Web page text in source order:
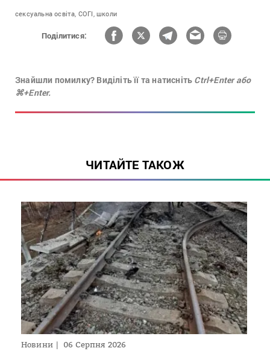
сексуальна освіта, СОГІ, школи
Поділитися:
Знайшли помилку? Виділіть її та натисніть Ctrl+Enter або
⌘+Enter.
ЧИТАЙТЕ ТАКОЖ
Новини 06 Серпня 2026